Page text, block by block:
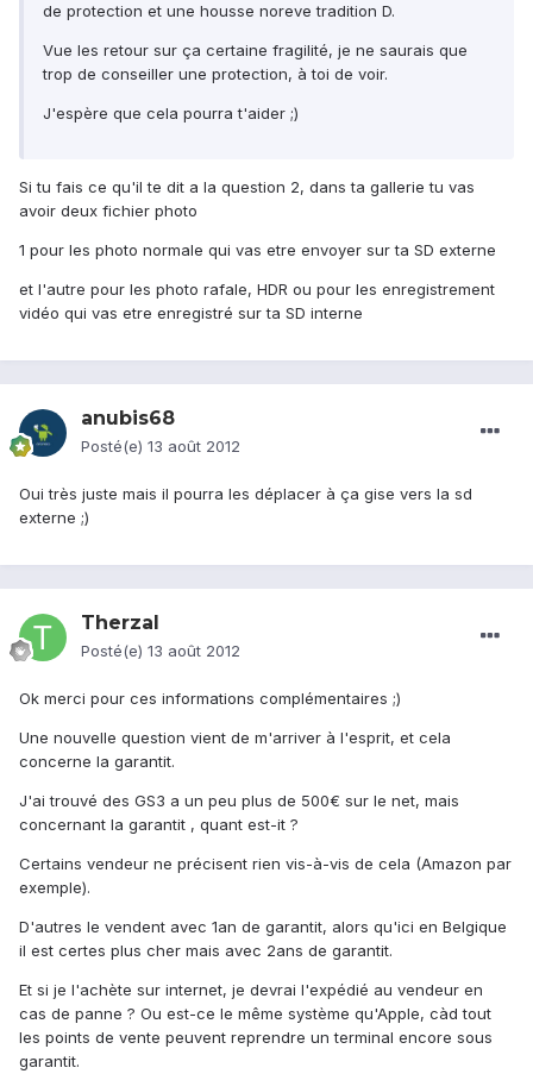
de protection et une housse noreve tradition D.
Vue les retour sur ça certaine fragilité, je ne saurais que
trop de conseiller une protection, à toi de voir.
J'espère que cela pourra t'aider ;)
Si tu fais ce qu'il te dit a la question 2, dans ta gallerie tu vas
avoir deux fichier photo
1 pour les photo normale qui vas etre envoyer sur ta SD externe
et l'autre pour les photo rafale, HDR ou pour les enregistrement
vidéo qui vas etre enregistré sur ta SD interne
anubis68
Posté(e) 13 août 2012
Oui très juste mais il pourra les déplacer à ça gise vers la sd
externe ;)
Therzal
Posté(e) 13 août 2012
Ok merci pour ces informations complémentaires ;)
Une nouvelle question vient de m'arriver à l'esprit, et cela
concerne la garantit.
J'ai trouvé des GS3 a un peu plus de 500€ sur le net, mais
concernant la garantit , quant est-it ?
Certains vendeur ne précisent rien vis-à-vis de cela (Amazon par
exemple).
D'autres le vendent avec 1an de garantit, alors qu'ici en Belgique
il est certes plus cher mais avec 2ans de garantit.
Et si je l'achète sur internet, je devrai l'expédié au vendeur en
cas de panne ? Ou est-ce le même système qu'Apple, càd tout
les points de vente peuvent reprendre un terminal encore sous
garantit.